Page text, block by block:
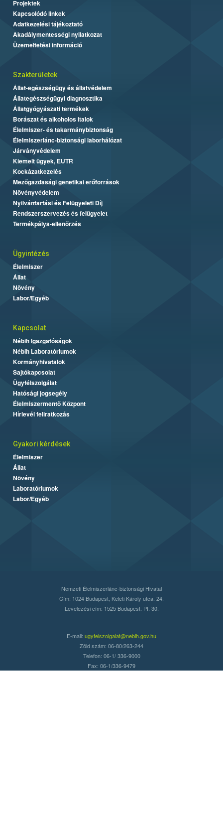
Projektek
Kapcsolódó linkek
Adatkezelési tájékoztató
Akadálymentességi nyilatkozat
Üzemeltetési információ
Szakterületek
Állat-egészségügy és állatvédelem
Állategészségügyi diagnosztika
Állatgyógyászati termékek
Borászat és alkoholos italok
Élelmiszer- és takarmánybiztonság
Élelmiszerlánc-biztonsági laborhálózat
Járványvédelem
Kiemelt ügyek, EUTR
Kockázatkezelés
Mezőgazdasági genetikai erőforrások
Növényvédelem
Nyilvántartási és Felügyeleti Díj
Rendszerszervezés és felügyelet
Termékpálya-ellenőrzés
Ügyintézés
Élelmiszer
Állat
Növény
Labor/Egyéb
Kapcsolat
Nébih Igazgatóságok
Nébih Laboratóriumok
Kormányhivatalok
Sajtókapcsolat
Ügyfélszolgálat
Hatósági jogsegély
Élelmiszermentő Központ
Hírlevél feliratkozás
Gyakori kérdések
Élelmiszer
Állat
Növény
Laboratóriumok
Labor/Egyéb
Nemzeti Élelmiszerlánc-biztonsági Hivatal
Cím: 1024 Budapest, Keleti Károly utca. 24.
Levelezési cím: 1525 Budapest. Pf. 30.
E-mail: ugyfelszolgalat@nebih.gov.hu
Zöld szám: 06-80/263-244
Telefon: 06-1/ 336-9000
Fax: 06-1/336-9479